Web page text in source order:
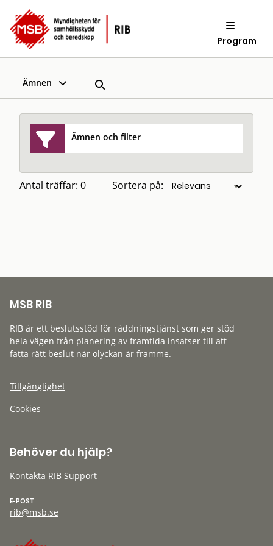
Program
Ämnen
Ämnen och filter
Antal träffar: 0 Sortera på:
MSB RIB
RIB är ett beslutsstöd för räddningstjänst som ger stöd
hela vägen från planering av framtida insatser till att
fatta rätt beslut när olyckan är framme.
Tillgänglighet
Cookies
Behöver du hjälp?
Kontakta RIB Support
E-POST
rib@msb.se